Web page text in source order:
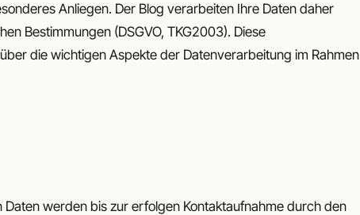
Anliegen. Der Blog verarbeiten Ihre Daten daher
Bestimmungen (DSGVO, TKG2003). Diese
die wichtigen Aspekte der Datenverarbeitung im Rahmen
werden bis zur erfolgen Kontaktaufnahme durch den